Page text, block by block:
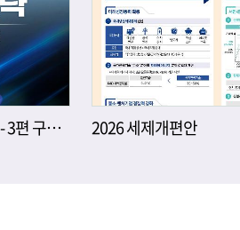
2026년 하반기 경제성장전략 - 3편 구조적 문제 대응 2026 세제개편안